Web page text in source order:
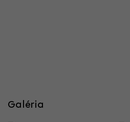
Galéria